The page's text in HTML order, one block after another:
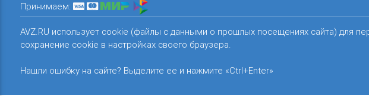
Принимаем:
AVZ.RU использует cookie (файлы с данными о прошлых посещениях сайта) для
сохранение cookie в настройках своего браузера.
Нашли ошибку на сайте? Выделите ее и нажмите «Ctrl+Enter»